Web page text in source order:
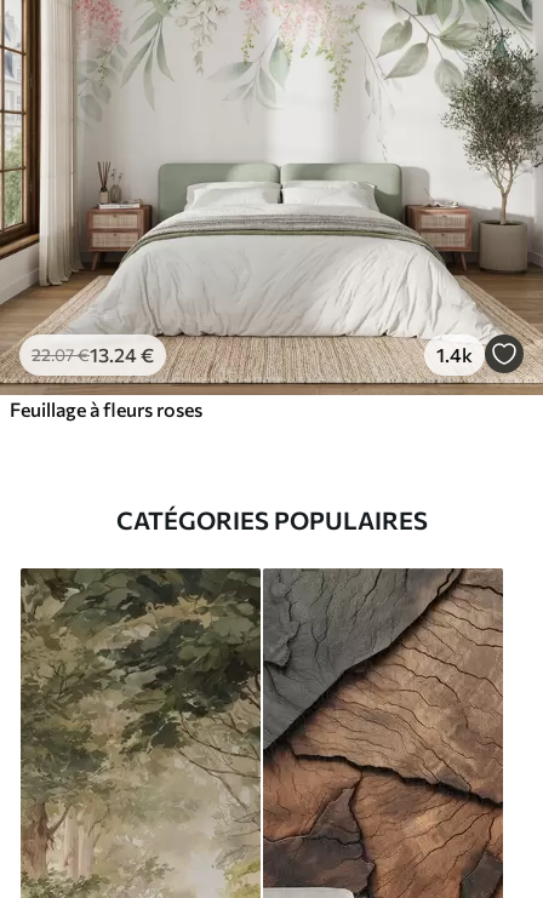
22.07€13 .24€ 1.4k
Feuillage à fleurs roses
CATÉGORIES POPULAIRES